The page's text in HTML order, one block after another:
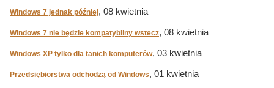
Windows 7 jednak później, 08 kwietnia
Windows 7 nie będzie kompatybilny wstecz, 08 kwietnia
Windows XP tylko dla tanich komputerów, 03 kwietnia
Przedsiębiorstwa odchodzą od Windows, 01 kwietnia